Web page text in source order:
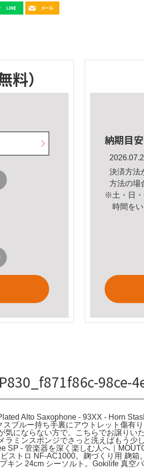
料）
納期目安
決済方法
方法の場
※土・日・
時間を
98ce-
Alto Saxophone - 93XX - Horn
ブルー持ち手裏にアウトレット傷有
にならない方で。こちらでお譲りい
ミンスポンジでさっと洗えばもう少
SP - 管楽器を深く楽しむ人へ｜
トロ NF-AC1000。麹づくり用 麹
ン 24cm シーソルト。Gokilife 真空